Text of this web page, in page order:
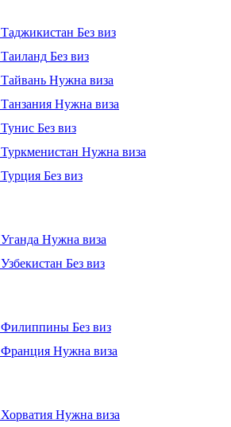
Таджикистан Без виз
Таиланд Без виз
Тайвань Нужна виза
Танзания Нужна виза
Тунис Без виз
Туркменистан Нужна виза
Турция Без виз
Уганда Нужна виза
Узбекистан Без виз
Филиппины Без виз
Франция Нужна виза
Хорватия Нужна виза